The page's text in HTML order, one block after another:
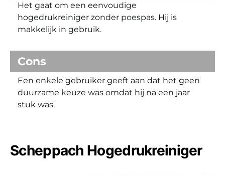
Het gaat om een eenvoudige
hogedrukreiniger zonder poespas. Hij is
makkelijk in gebruik.
Cons
Een enkele gebruiker geeft aan dat het geen
duurzame keuze was omdat hij na een jaar
stuk was.
Scheppach Hogedrukreiniger